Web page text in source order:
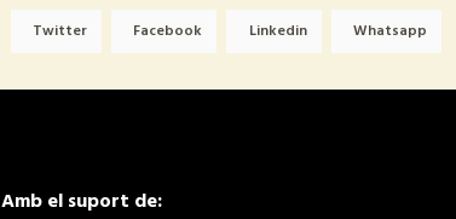
Twitter Facebook Linkedin Whatsapp
Amb el suport de: